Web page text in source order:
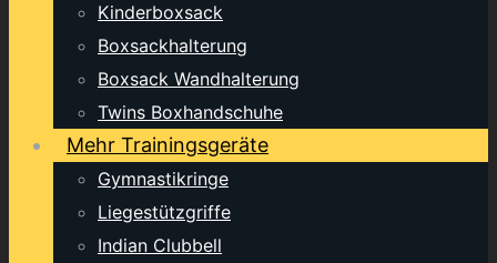
Kinderboxsack
Boxsackhalterung
Boxsack Wandhalterung
Twins Boxhandschuhe
Mehr Trainingsgeräte
Gymnastikringe
Liegestützgriffe
Indian Clubbell